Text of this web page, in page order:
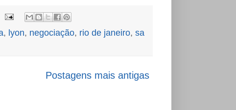
, lyon, negociação, rio de janeiro, sa
Postagens mais antigas